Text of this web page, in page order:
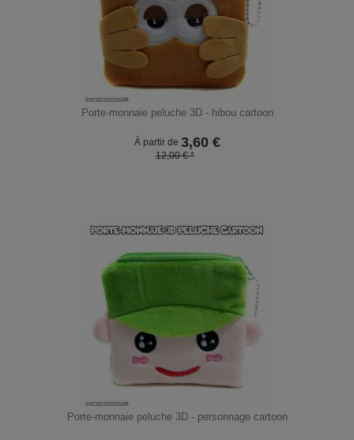
Porte-monnaie peluche 3D - hibou cartoon
À partir de 3,60€
12,00 € *
Porte-monnaie peluche 3D - personnage cartoon